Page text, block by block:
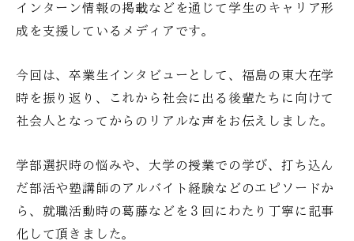
インターン情報の掲載などを通じて学生のキャリア形
成を支援しているメディアです。
今回は、卒業生インタビューとして、福島の東大在学
時を振り返り、これから社会に出る後輩たちに向けて
社会人となってからのリアルな声をお伝えしました。
学部選択時の悩みや、大学の授業での学び、打ち込ん
だ部活や塾講師のアルバイト経験などのエピソードか
ら、就職活動時の葛藤などを３回にわたり丁寧に記事
化して頂きました。